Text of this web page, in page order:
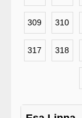
309 310
317 318